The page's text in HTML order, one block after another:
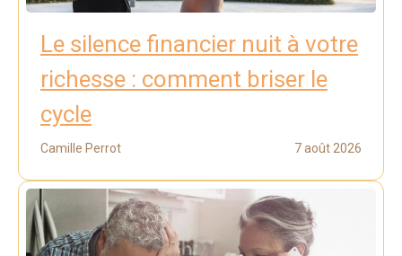
Le silence financier nuit à votre
richesse : comment briser le
cycle
Camille Perrot 7 août 2026